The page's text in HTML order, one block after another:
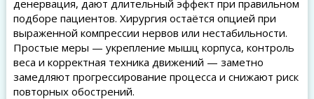
денервация, дают длительный эффект при правильном
подборе пациентов. Хирургия остаётся опцией при
выраженной компрессии нервов или нестабильности.
Простые меры — укрепление мышц корпуса, контроль
веса и корректная техника движений — заметно
замедляют прогрессирование процесса и снижают риск
повторных обострений.